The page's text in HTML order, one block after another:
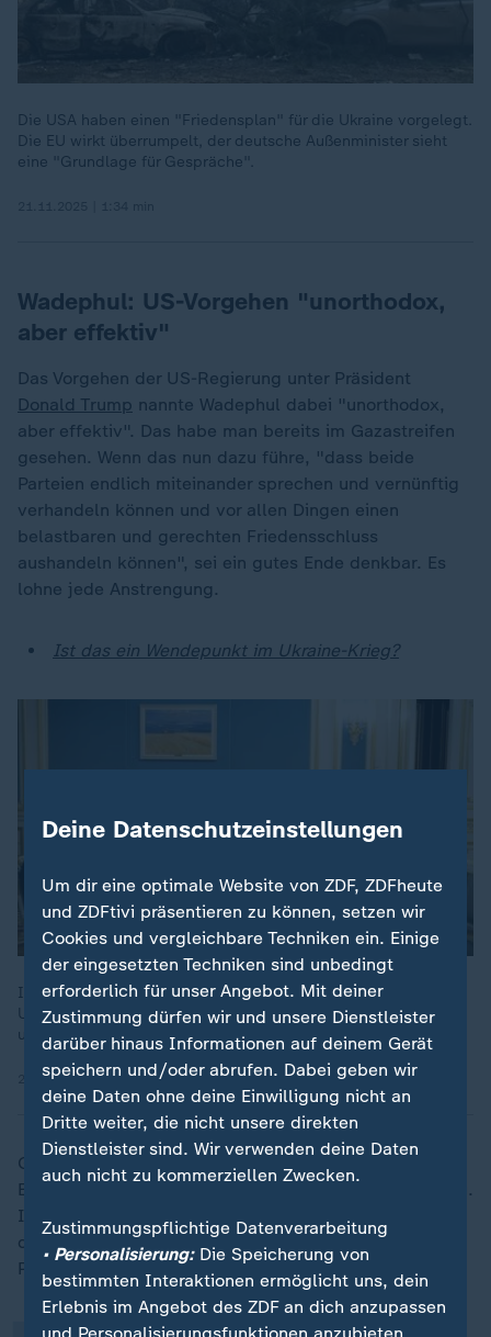
Die USA haben einen "Friedensplan" für die Ukraine vorgelegt.
Die EU wirkt überrumpelt, der deutsche Außenminister sieht
eine "Grundlage für Gespräche".
Wadephul: US-Vorgehen "unorthodox,
aber effektiv"
Das Vorgehen der US-Regierung unter Präsident
Donald Trump nannte Wadephul dabei "unorthodox,
aber effektiv". Das habe man bereits im Gazastreifen
gesehen. Wenn das nun dazu führe, "dass beide
Parteien endlich miteinander sprechen und vernünftig
verhandeln können und vor allen Dingen einen
belastbaren und gerechten Friedensschluss
aushandeln können", sei ein gutes Ende denkbar. Es
lohne jede Anstrengung.
Ist das ein Wendepunkt im Ukraine-Krieg?
In einem Friedensplan von US-Präsident Donald Trump für die
Ukraine und Russland geht es auch um die Abtretung
ukrainischer Gebiete.
21.11.2025 | 1:48 min
Gleichzeitig betonte der Außenminister die Rolle
Europas bei möglichen Verhandlungen: "Wir sind dabei.
Ich habe heute darüber ausführlich mit Steve Witkoff,
dem Sonderbeauftragten des amerikanischen
Präsidenten telefoniert."
„
Deine Datenschutzeinstellungen
Um dir eine optimale Website von ZDF, ZDFheute
und ZDFtivi präsentieren zu können, setzen wir
Cookies und vergleichbare Techniken ein. Einige
der eingesetzten Techniken sind unbedingt
erforderlich für unser Angebot. Mit deiner
Zustimmung dürfen wir und unsere Dienstleister
darüber hinaus Informationen auf deinem Gerät
speichern und/oder abrufen. Dabei geben wir
deine Daten ohne deine Einwilligung nicht an
Dritte weiter, die nicht unsere direkten
Dienstleister sind. Wir verwenden deine Daten
auch nicht zu kommerziellen Zwecken.
Zustimmungspflichtige Datenverarbeitung
• Personalisierung:Die Speicherung von
bestimmten Interaktionen ermöglicht uns, dein
Erlebnis im Angebot des ZDF an dich anzupassen